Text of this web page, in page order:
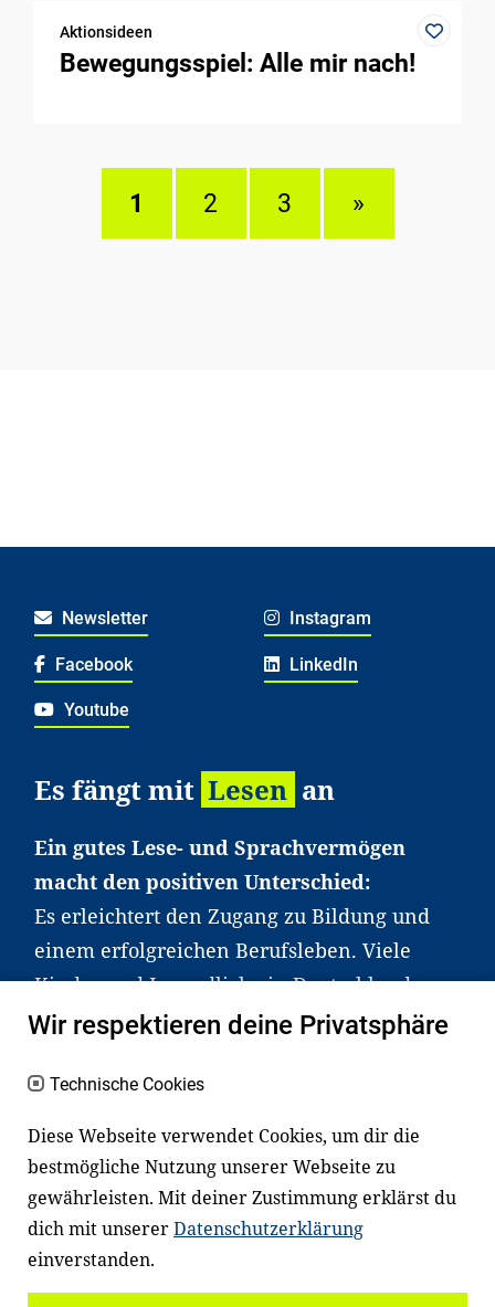
Aktionsideen
Bewegungsspiel: Alle mir nach!
1 2 3 »
Newsletter Instagram
Facebook LinkedIn
Youtube
Es fängt mit Lesen an
Ein gutes Lese- und Sprachvermögen
macht den positiven Unterschied:
Es erleichtert den Zugang zu Bildung und
einem erfolgreichen Berufsleben. Viele
Kinder und Jugendliche in Deutschland
haben aber große Schwierigkeiten dabei.
an Familien sowie an Erzieher*innen,
Lehrer*innen und andere
Fachexpert*innen. Dafür arbeiten wir eng
mit Ministerien, wissenschaftlichen
Einrichtungen, Verbänden, Unternehmen
und anderen Stiftungen zusammen.
Wir respektieren deine Privatsphäre
Technische Cookies
Diese Webseite verwendet Cookies, um dir die
bestmögliche Nutzung unserer Webseite zu
gewährleisten. Mit deiner Zustimmung erklärst du
dich mit unsererDatenschutzerklärung
einverstanden.